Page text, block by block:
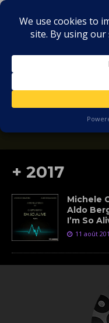
SOULFUL,
+ 2017
Michele
Aldo
I’m So
11 août